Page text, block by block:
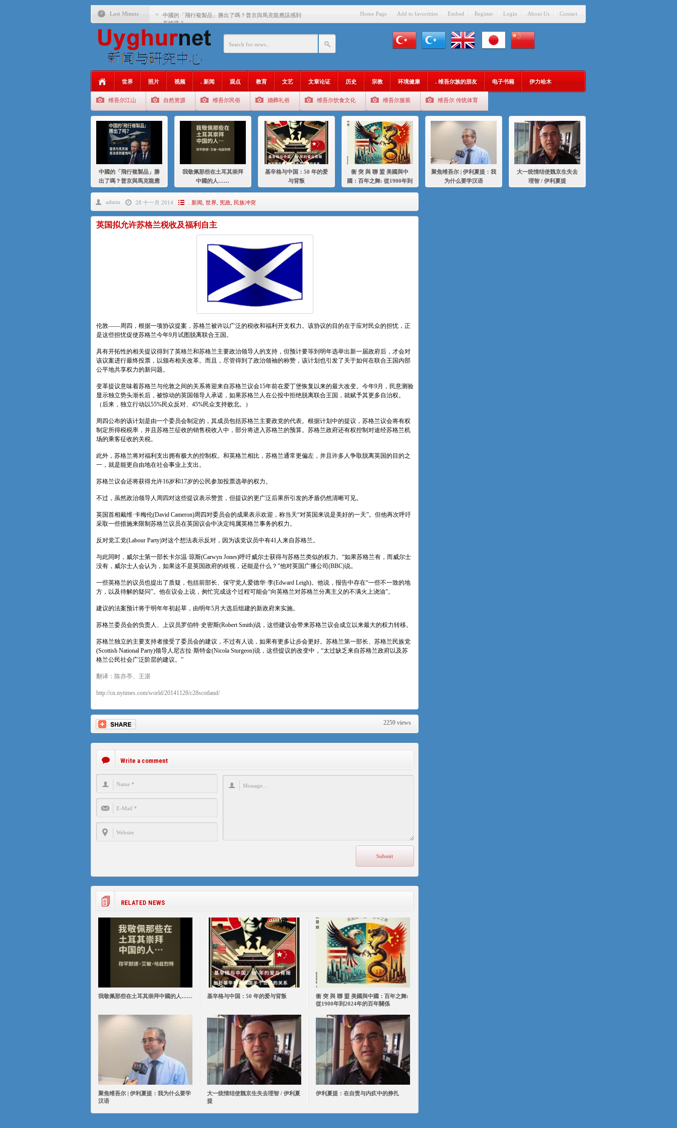
Last Minute 中國的「飛行複製品」勝出了嗎？普京與馬克龍應該感到
羞愧嗎？
我敬佩那些在土耳其崇拜中國的人……
聚焦维吾尔 | 伊利夏提：我为什么要学汉语
大一统情结使魏京生失去理智 / 伊利夏提
伊利夏提：在自责与内疚中的挣扎
伊利夏提：消失在集中营的红衣女孩
伊利夏提：满目苍夷2020，难见彼岸2021
Home Page Add to favoritties Embed Register Login About Us Contact
世界 照片 视频 . 新闻 观点 教育 文艺 文章论证 历史 宗教 环境健康 . 维吾尔族的朋友 电子书籍 伊力哈木
维吾尔江山 自然资源 维吾尔民俗 婚葬礼俗 维吾尔饮食文化 维吾尔服装 维吾尔 传统体育
中國的「飛行複製品」勝
出了嗎？普京與馬克龍應
我敬佩那些在土耳其崇拜
中國的人……
基辛格与中国：50 年的爱
与背叛
衝 突 與 聯 盟 美國與中
國：百年之舞: 從1900年到
聚焦维吾尔 | 伊利夏提：我
为什么要学汉语
大一统情结使魏京生失去
理智 / 伊利夏提
admin 28 十一月 2014 . 新闻 世界, 宪政, 民族冲突
英国拟允许苏格兰税收及福利自主
伦敦——周四，根据一项协议提案，苏格兰被许以广泛的税收和福利开支权力。该协议的目的在于应对民众的担忧，正
是这些担忧促使苏格兰今年9月试图脱离联合王国。
具有开拓性的相关提议得到了英格兰和苏格兰主要政治领导人的支持，但预计要等到明年选举出新一届政府后，才会对
该议案进行最终投票，以颁布相关改革。而且，尽管得到了政治领袖的称赞，该计划也引发了关于如何在联合王国内部
公平地共享权力的新问题。
变革提议意味着苏格兰与伦敦之间的关系将迎来自苏格兰议会15年前在爱丁堡恢复以来的最大改变。今年9月，民意测验
显示独立势头渐长后，被惊动的英国领导人承诺，如果苏格兰人在公投中拒绝脱离联合王国，就赋予其更多自治权。
（后来，独立行动以55%民众反对、45%民众支持败北。）
周四公布的该计划是由一个委员会制定的，其成员包括苏格兰主要政党的代表。根据计划中的提议，苏格兰议会将有权
制定所得税税率，并且苏格兰征收的销售税收入中，部分将进入苏格兰的预算。苏格兰政府还有权控制对途经苏格兰机
场的乘客征收的关税。
此外，苏格兰将对福利支出拥有极大的控制权。和英格兰相比，苏格兰通常更偏左，并且许多人争取脱离英国的目的之
一，就是能更自由地在社会事业上支出。
苏格兰议会还将获得允许16岁和17岁的公民参加投票选举的权力。
不过，虽然政治领导人周四对这些提议表示赞赏，但提议的更广泛后果所引发的矛盾仍然清晰可见。
英国首相戴维·卡梅伦(David Cameron)周四对委员会的成果表示欢迎，称当天“对英国来说是美好的一天”。但他再次呼吁
采取一些措施来限制苏格兰议员在英国议会中决定纯属英格兰事务的权力。
反对党工党(Labour Party)对这个想法表示反对，因为该党议员中有41人来自苏格兰。
与此同时，威尔士第一部长卡尔温·琼斯(Carwyn Jones)呼吁威尔士获得与苏格兰类似的权力。“如果苏格兰有，而威尔士
没有，威尔士人会认为，如果这不是英国政府的歧视，还能是什么？”他对英国广播公司(BBC)说。
一些英格兰的议员也提出了质疑，包括前部长、保守党人爱德华·李(Edward Leigh)。他说，报告中存在“一些不一致的地
方，以及待解的疑问”。他在议会上说，匆忙完成这个过程可能会“向英格兰对苏格兰分离主义的不满火上浇油”。
建议的法案预计将于明年年初起草，由明年5月大选后组建的新政府来实施。
苏格兰委员会的负责人、上议员罗伯特·史密斯(Robert Smith)说，这些建议会带来苏格兰议会成立以来最大的权力转移。
苏格兰独立的主要支持者接受了委员会的建议，不过有人说，如果有更多让步会更好。苏格兰第一部长、苏格兰民族党
(Scottish National Party)领导人尼古拉·斯特金(Nicola Sturgeon)说，这些提议的改变中，“太过缺乏来自苏格兰政府以及苏
格兰公民社会广泛阶层的建议。”
翻译：陈亦亭、王湛
http://cn.nytimes.com/world/20141128/c28scotland/
2259 views
Write a comment
RELATED NEWS
我敬佩那些在土耳其崇拜中國的人…… 基辛格与中国：50 年的爱与背叛
衝 突 與 聯 盟 美國與中國：百年之舞:
從1900年到2024年的百年關係
聚焦维吾尔 | 伊利夏提：我为什么要学
汉语
大一统情结使魏京生失去理智 / 伊利夏
提
伊利夏提：在自责与内疚中的挣扎